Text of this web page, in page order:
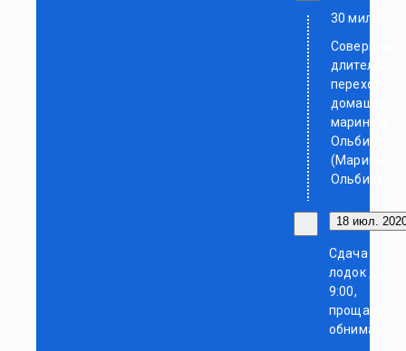
30 миль
Совершим
длительный
переход к
домашней
марине в
Ольбии
(Марина ди
Ольбия)
18 июл.
Сдача
лодок до
9:00,
прощание,
обнимашки.